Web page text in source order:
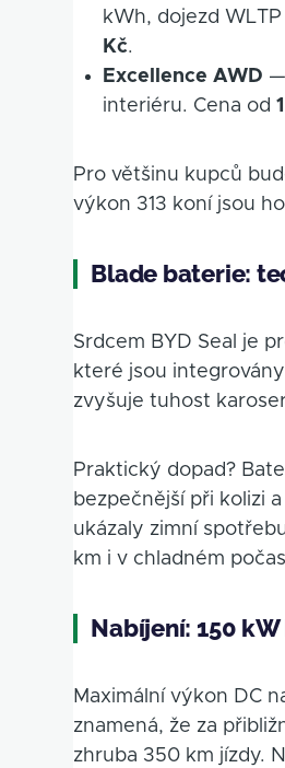
kWh, dojezd
Kč.
Excellence AWD —
interiéru. Cena od
Pro většinu kupců
výkon 313 koní jsou
Blade baterie:
Srdcem BYD Seal je
které jsou
zvyšuje tuhost
Praktický dopad?
bezpečnější při kolizi
ukázaly zimní
km i v chladném
Nabíjení: 150 kW
Maximální výkon DC
znamená, že za
zhruba 350 km jízdy.